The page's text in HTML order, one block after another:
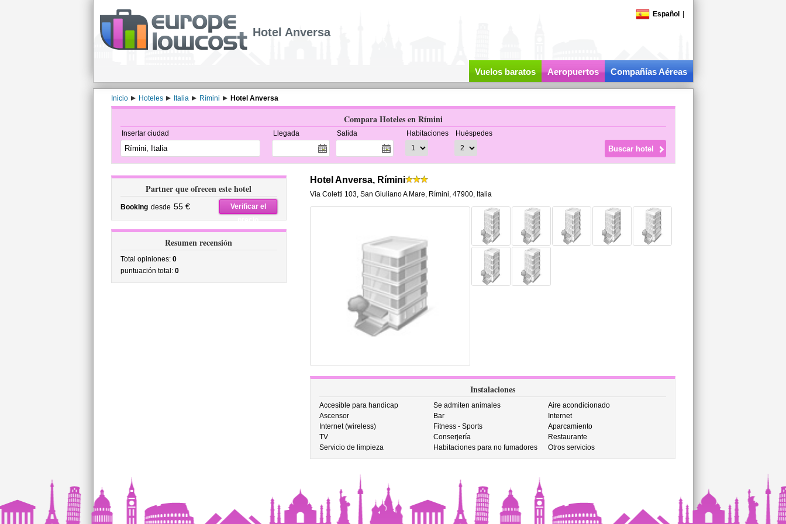
Español
Hotel Anversa
Vuelos baratos Aeropuertos Compañías Aéreas
Inicio Hoteles Italia Rímini Hotel Anversa
Compara Hoteles en Rímini
Insertar ciudad Llegada Salida Habitaciones Huéspedes
Partner que ofrecen este hotel
Booking desde 55 €
Verificar el
precio
Resumen recensión
Total opiniones: 0
puntuación total: 0
Hotel Anversa, Rímini
Via Coletti 103, San Giuliano A Mare, Rímini, 47900, Italia
Instalaciones
Accesible para handicap Se admiten animales
Aire acondicionado
Ascensor
Bar
Internet
Internet (wireless)
Fitness - Sports
Aparcamiento
TV
Conserjería
Restaurante
Servicio de limpieza
Habitaciones para no fumadores Otros servicios